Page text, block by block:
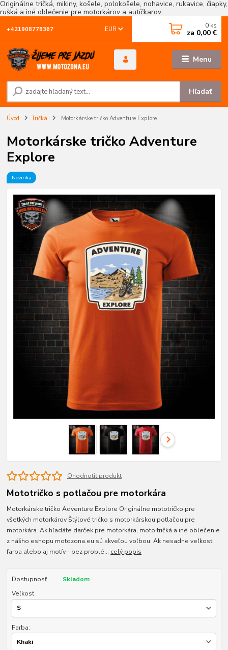
Originálne tričká, mikiny, košele, polokošele, nohavice, rukavice, čiapky,
rušká a iné oblečenie pre motorkárov a autíčkarov.
Menu
EUR
Hľadať
+421908778367 0 ks
za 0,00 €
Úvod Tričká Motorkárske tričko Adventure Explore
Motorkárske tričko Adventure
Explore
Novinka
Ohodnotiť produkt
Mototričko s potlačou pre motorkára
Motorkárske tričko Adventure Explore Originálne mototričko pre
všetkých motorkárov Štýlové tričko s motorkárskou potlačou pre
motorkára. Ak hľadáte darček pre motorkára, moto tričká a iné oblečenie
z nášho eshopu motozona.eu sú skveľou voľbou. Ak nesadne veľkosť,
farba alebo aj motív - bez problé... celý popis
Dostupnosť
Skladom
Veľkosť
Farba: